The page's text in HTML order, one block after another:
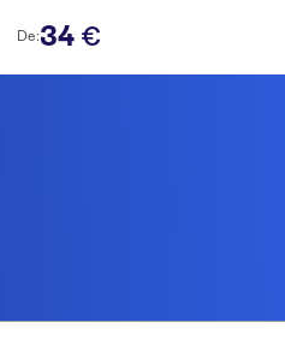
De:34 €